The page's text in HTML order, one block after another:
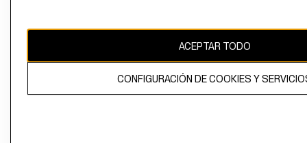
El contenido de esta página web está protegido por copyright y es
ACEPTAR TODO
CONFIGURACIÓN DE COOKIES Y